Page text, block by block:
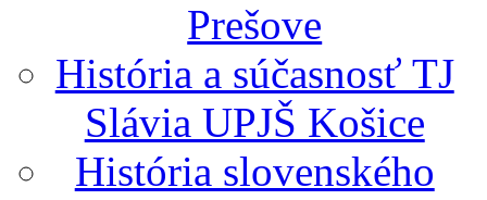
Prešove
História a súčasnosť TJ
Slávia UPJŠ Košice
História slovenského